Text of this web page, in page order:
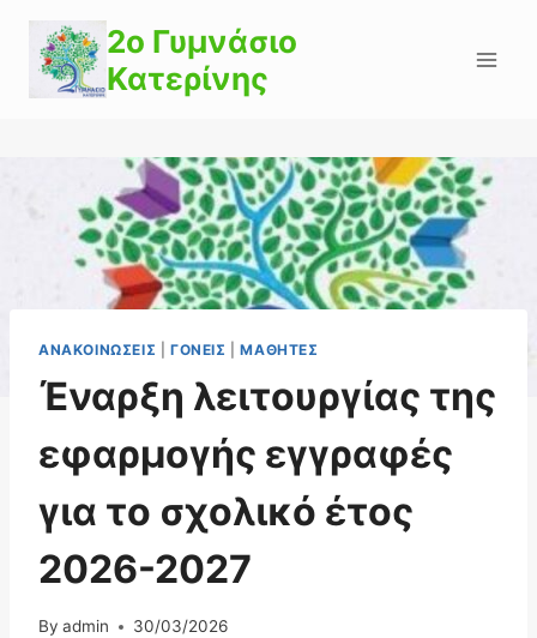
Skip
content
2o Γυμνάσιο
Κατερίνης
ΑΝΑΚΟΙΝΏΣΕΙΣ ΓΟΝΕΊΣ |ΜΑΘΗΤΈΣ
Έναρξη λειτουργίας της
εφαρμογής εγγραφές
για το σχολικό έτος
2026-2027
By admin 30/03/2026